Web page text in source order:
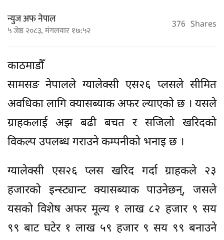
न्युज अफ नेपाल
५ जेष्ठ २०८३, मंगलवार १७:५२ 376 Shares
काठमाडौँ
सामसङ नेपालले ग्यालेक्सी एस२६ प्लसले सीमित
अवधिका लागि क्यासब्याक अफर ल्याएको छ । यसले
ग्राहकलाई अझ बढी बचत र सजिलो खरिदको
विकल्प उपलब्ध गराउने कम्पनीको भनाइ छ ।
ग्यालेक्सी एस२६ प्लस खरिद गर्दा ग्राहकले २३
हजारको इन्स्ट्यान्ट क्यासब्याक पाउनेछन्, जसले
यसको विशेष अफर मूल्य १ लाख ८२ हजार ९ सय
९९ बाट घटेर १ लाख ५९ हजार ९ सय ९९ बनाउने